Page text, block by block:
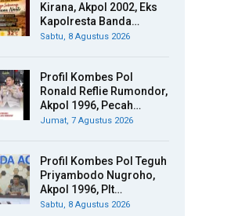
Kirana, Akpol 2002, Eks
Kapolresta Banda…
Sabtu, 8 Agustus 2026
Profil Kombes Pol
Ronald Reflie Rumondor,
Akpol 1996, Pecah…
Jumat, 7 Agustus 2026
Profil Kombes Pol Teguh
Priyambodo Nugroho,
Akpol 1996, Plt…
Sabtu, 8 Agustus 2026